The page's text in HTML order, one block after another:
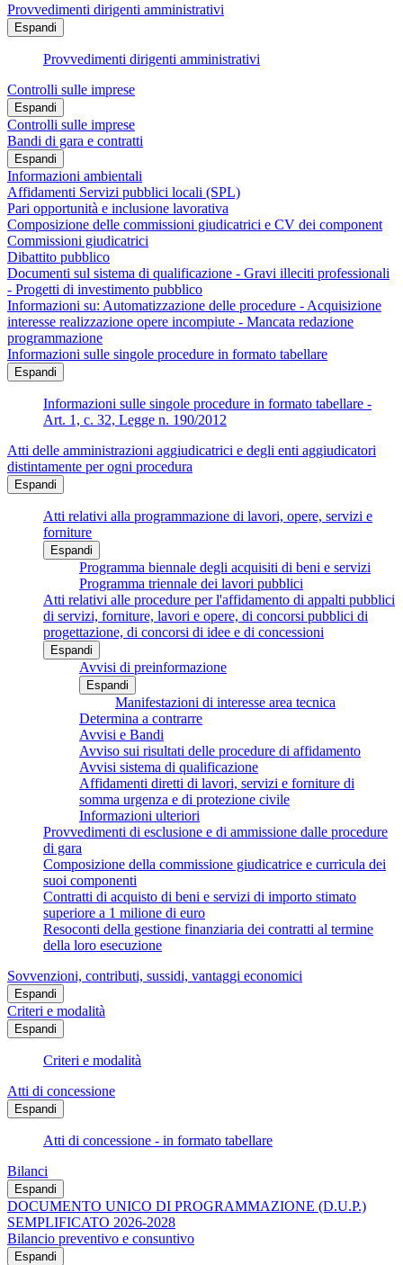
Provvedimenti dirigenti amministrativi
Espandi
Provvedimenti dirigenti amministrativi
Controlli sulle imprese
Espandi
Controlli sulle imprese
Bandi di gara e contratti
Espandi
Informazioni ambientali
Affidamenti Servizi pubblici locali (SPL)
Pari opportunità e inclusione lavorativa
Composizione delle commissioni giudicatrici e CV dei component
Commissioni giudicatrici
Dibattito pubblico
Documenti sul sistema di qualificazione - Gravi illeciti professionali
- Progetti di investimento pubblico
Informazioni su: Automatizzazione delle procedure - Acquisizione
interesse realizzazione opere incompiute - Mancata redazione
programmazione
Informazioni sulle singole procedure in formato tabellare
Espandi
Informazioni sulle singole procedure in formato tabellare -
Art. 1, c. 32, Legge n. 190/2012
Atti delle amministrazioni aggiudicatrici e degli enti aggiudicatori
distintamente per ogni procedura
Espandi
Atti relativi alla programmazione di lavori, opere, servizi e
forniture
Espandi
Programma biennale degli acquisiti di beni e servizi
Programma triennale dei lavori pubblici
Atti relativi alle procedure per l'affidamento di appalti pubblici
di servizi, forniture, lavori e opere, di concorsi pubblici di
progettazione, di concorsi di idee e di concessioni
Espandi
Avvisi di preinformazione
Espandi
Manifestazioni di interesse area tecnica
Determina a contrarre
Avvisi e Bandi
Avviso sui risultati delle procedure di affidamento
Avvisi sistema di qualificazione
Affidamenti diretti di lavori, servizi e forniture di
somma urgenza e di protezione civile
Informazioni ulteriori
Provvedimenti di esclusione e di ammissione dalle procedure
di gara
Composizione della commissione giudicatrice e curricula dei
suoi componenti
Contratti di acquisto di beni e servizi di importo stimato
superiore a 1 milione di euro
Resoconti della gestione finanziaria dei contratti al termine
della loro esecuzione
Sovvenzioni, contributi, sussidi, vantaggi economici
Espandi
Criteri e modalità
Espandi
Criteri e modalità
Atti di concessione
Espandi
Atti di concessione - in formato tabellare
Bilanci
Espandi
DOCUMENTO UNICO DI PROGRAMMAZIONE (D.U.P.)
SEMPLIFICATO 2026-2028
Bilancio preventivo e consuntivo
Espandi